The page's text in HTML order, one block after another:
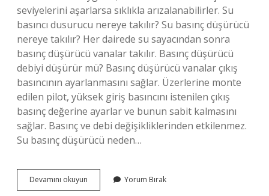
seviyelerini aşarlarsa sıklıkla arızalanabilirler. Su
basıncı dusurucu nereye takılır? Su basınç düşürücü
nereye takılır? Her dairede su sayacından sonra
basınç düşürücü vanalar takılır. Basınç düşürücü
debiyi düşürür mü? Basınç düşürücü vanalar çıkış
basıncının ayarlanmasını sağlar. Üzerlerine monte
edilen pilot, yüksek giriş basıncını istenilen çıkış
basınç değerine ayarlar ve bunun sabit kalmasını
sağlar. Basınç ve debi değişikliklerinden etkilenmez.
Su basınç düşürücü neden…
Devamını okuyun
Basıncı
Yorum Bırak